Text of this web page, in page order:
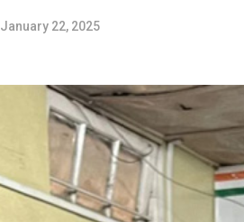
January 22, 2025